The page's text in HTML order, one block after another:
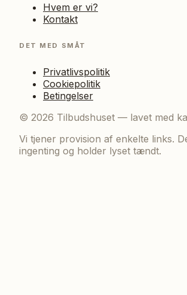
Hvem er vi?
Kontakt
DET MED SMÅT
Privatlivspolitik
Cookiepolitik
Betingelser
© 2026 Tilbudshuset — lavet med
Vi tjener provision af enkelte links.
ingenting og holder lyset tændt.